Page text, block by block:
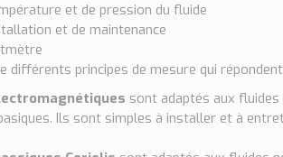
et de pression du fluide
et de maintenance
différents principes de mesure qui
sont adaptés aux fluides
Ils sont simples à installer et à